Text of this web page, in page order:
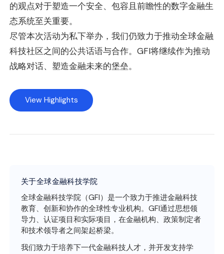
的观点对于塑造一个安全、包容且前瞻性的数字金融生
态系统至关重要。
尽管本次活动为私下举办，我们仍致力于推动全球金融
科技社区之间的公共话语与合作。GFI将继续作为推动
战略对话、塑造金融未来的堡垒。
View Highlights
关于全球金融科技学院
全球金融科技学院（GFI）是一个致力于推进金融科技
教育、创新和协作的全球性专业机构。GFI通过思想领
导力、认证项目和实际项目，在金融机构、政策制定者
和技术领导者之间架起桥梁。
我们致力于培养下一代金融科技人才，并开发支持学